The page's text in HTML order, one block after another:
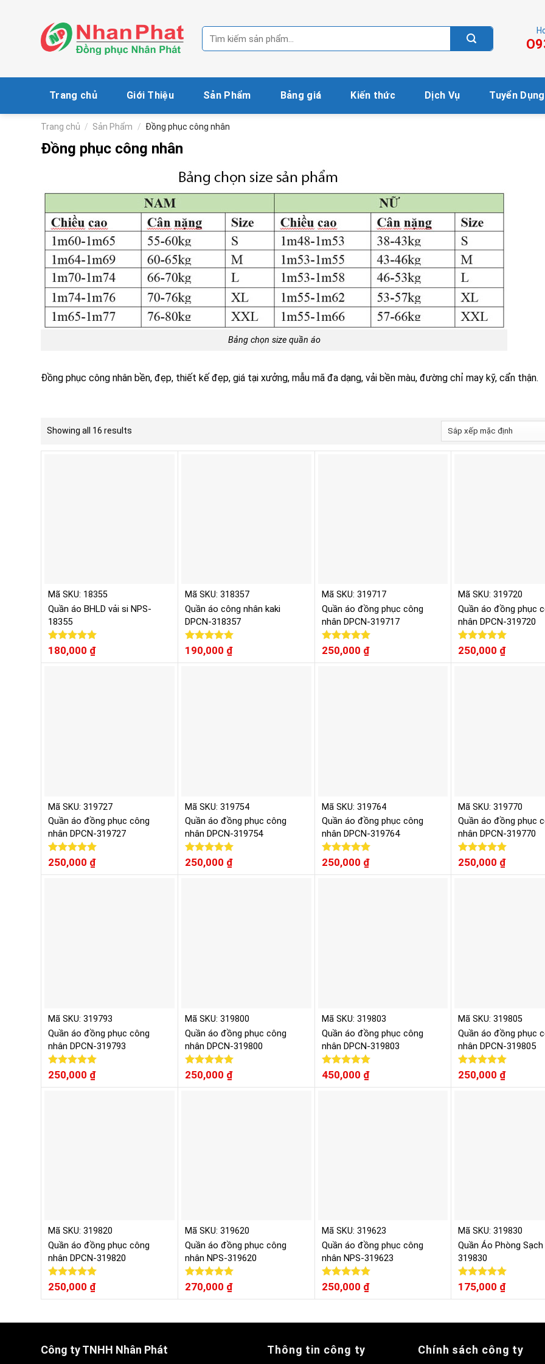
kiếm:
Trang chủ Giới Thiệu Sản Phẩm Bảng giá Kiến thức Dịch Vụ Tuyển Dụng
Trang chủ / Sản Phẩm / Đồng phục công nhân
Đồng phục công nhân
Bảng chọn size quần áo
Đồng phục công nhân bền, đẹp, thiết kế đẹp, giá tại xưởng‎, mẫu mã đa dạng, vải bền màu, đường chỉ may kỹ, cẩn thận.
Showing all 16 results
Mã SKU: 18355
Quần áo BHLD vải si NPS-
18355
Được xếp
hạng
180,000 ₫
Mã SKU: 318357
Quần áo công nhân kaki
DPCN-318357
Được xếp
hạng
190,000 ₫
Mã SKU: 319717
Quần áo đồng phục công
nhân DPCN-319717
Được xếp
hạng
250,000 ₫
Mã SKU: 319720
Quần áo đồng phục
nhân DPCN-319720
Được xếp
hạng
250,000 ₫
Mã SKU: 319727
Quần áo đồng phục công
nhân DPCN-319727
Được xếp
hạng
250,000 ₫
Mã SKU: 319754
Quần áo đồng phục công
nhân DPCN-319754
Được xếp
hạng
250,000 ₫
Mã SKU: 319764
Quần áo đồng phục công
nhân DPCN-319764
Được xếp
hạng
250,000 ₫
Mã SKU: 319770
Quần áo đồng phục
nhân DPCN-319770
Được xếp
hạng
250,000 ₫
Mã SKU: 319793
Quần áo đồng phục công
nhân DPCN-319793
Được xếp
hạng
250,000 ₫
Mã SKU: 319800
Quần áo đồng phục công
nhân DPCN-319800
Được xếp
hạng
250,000 ₫
Mã SKU: 319803
Quần áo đồng phục công
nhân DPCN-319803
Được xếp
hạng
450,000 ₫
Mã SKU: 319805
Quần áo đồng phục
nhân DPCN-319805
Được xếp
hạng
250,000 ₫
Mã SKU: 319820
Quần áo đồng phục công
nhân DPCN-319820
Được xếp
hạng
250,000 ₫
Mã SKU: 319620
Quần áo đồng phục công
nhân NPS-319620
Được xếp
hạng
270,000 ₫
Mã SKU: 319623
Quần áo đồng phục công
nhân NPS-319623
Được xếp
hạng
250,000 ₫
Mã SKU: 319830
Quần Áo Phòng Sạch
319830
Được xếp
hạng
175,000 ₫
Công ty TNHH Nhân Phát Thông tin công ty Chính sách công ty